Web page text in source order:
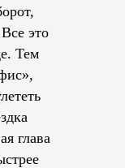
это
Тем
глава